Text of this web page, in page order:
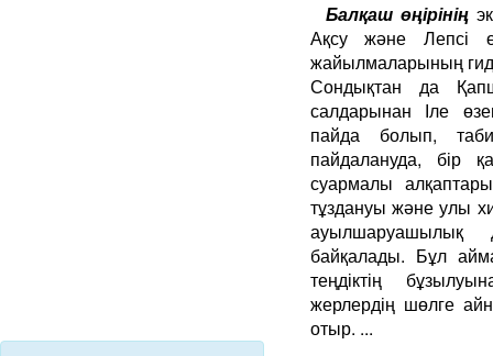
Балқаш өңірінің
Ақсу және Лепсі
жайылмаларының
Сондықтан да
салдарынан Іле
пайда болып,
пайдалануда, бір
суармалы
тұздануы және улы
ауылшаруашылық
байқалады. Бұл
теңдіктің
жерлердің шөлге
отыр. ...